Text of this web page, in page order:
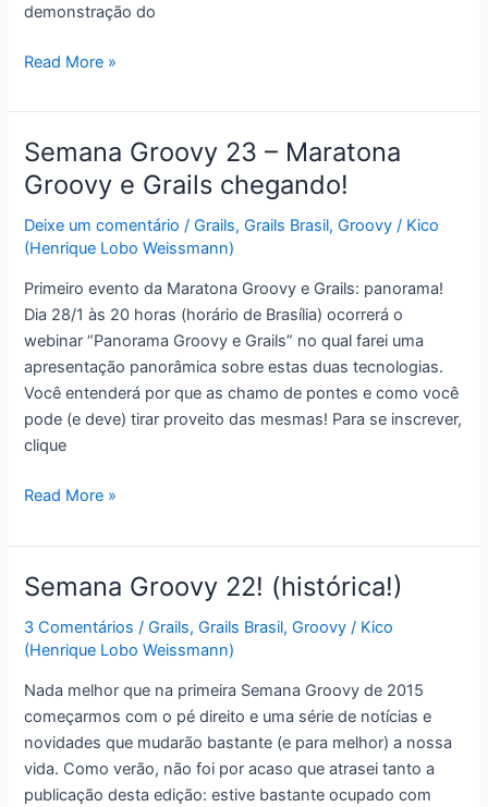
demonstração do
Semana
24!
–
Grails
3.0-
M1
lançado!
Read More »
Semana Groovy 23 – Maratona
Groovy e Grails chegando!
Deixe um comentário /Grails,Grails Brasil,Groovy / Kico
(Henrique Lobo Weissmann)
Primeiro evento da Maratona Groovy e Grails: panorama!
Dia 28/1 às 20 horas (horário de Brasília) ocorrerá o
webinar “Panorama Groovy e Grails” no qual farei uma
apresentação panorâmica sobre estas duas tecnologias.
Você entenderá por que as chamo de pontes e como você
pode (e deve) tirar proveito das mesmas! Para se inscrever,
clique
Semana
23
–
Maratona
Groovy
e
Read More »
Semana Groovy 22! (histórica!)
3 Comentários /Grails,Grails Brasil,Groovy / Kico
(Henrique Lobo Weissmann)
Nada melhor que na primeira Semana Groovy de 2015
começarmos com o pé direito e uma série de notícias e
novidades que mudarão bastante (e para melhor) a nossa
vida. Como verão, não foi por acaso que atrasei tanto a
publicação desta edição: estive bastante ocupado com